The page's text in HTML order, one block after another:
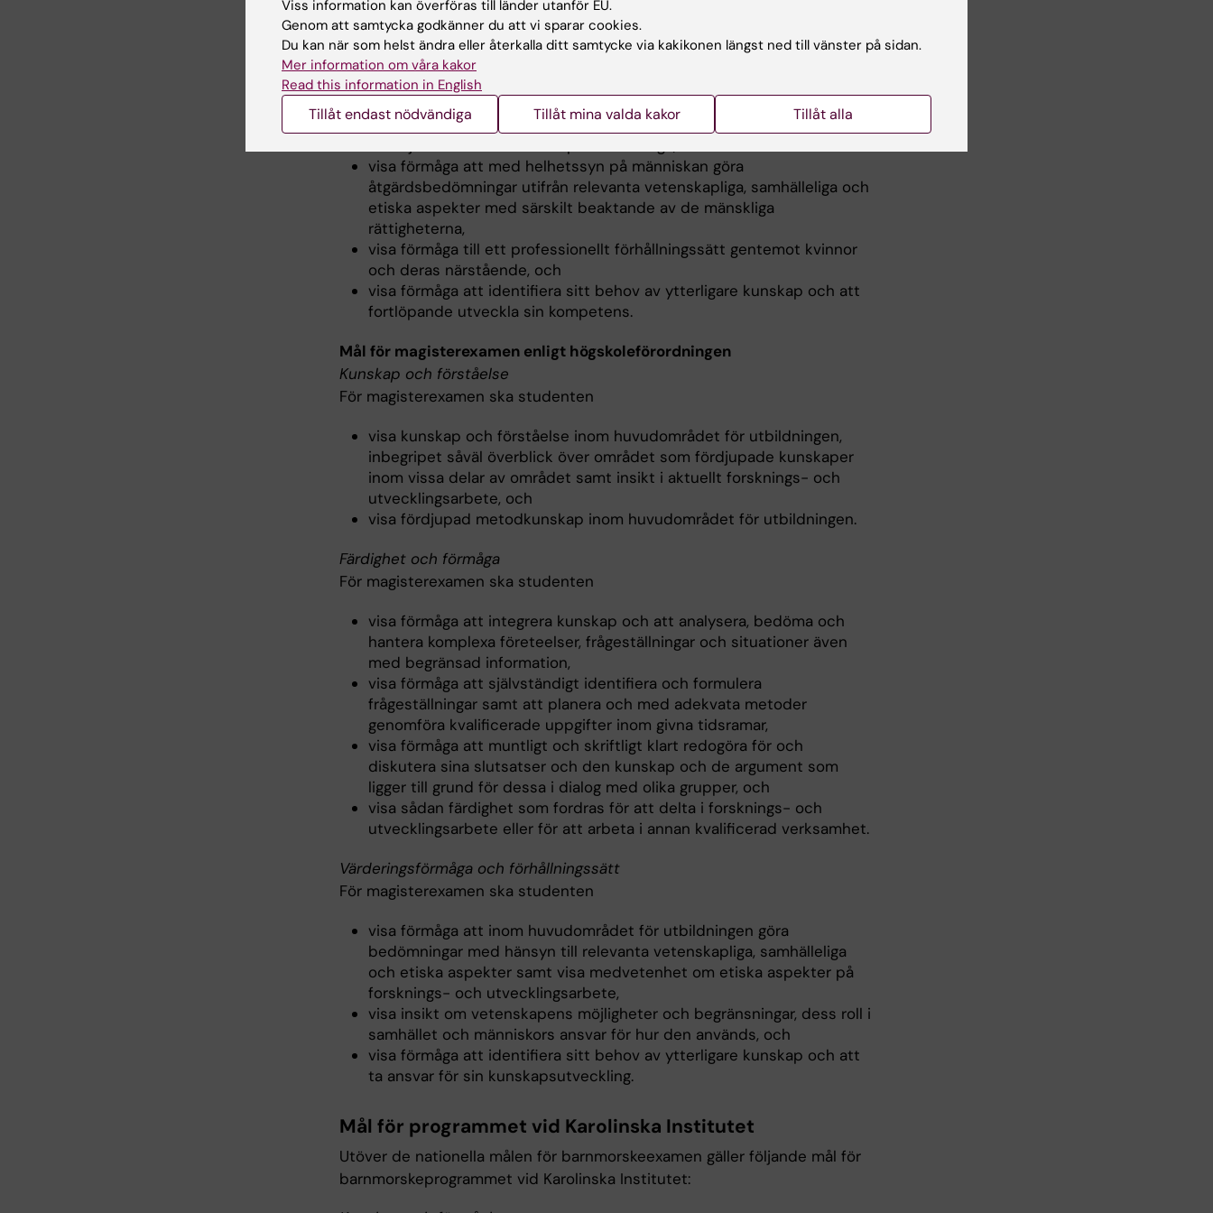
visa förmåga att initiera och genomföra kvalitets- och
förbättringsarbete samt att utvärdera behandlingsverksamhet.
Värderingsförmåga och förhållningssätt
För barnmorskeexamen skall studenten
visa förmåga att med helhetssyn på människan göra
åtgärdsbedömningar utifrån relevanta vetenskapliga, samhälleliga och
etiska aspekter med särskilt beaktande av de mänskliga
rättigheterna,
visa förmåga till ett professionellt förhållningssätt gentemot kvinnor
och deras närstående, och
visa förmåga att identifiera sitt behov av ytterligare kunskap och att
fortlöpande utveckla sin kompetens.
Mål för magisterexamen enligt högskoleförordningen
Kunskap och förståelse
För magisterexamen ska studenten
visa kunskap och förståelse inom huvudområdet för utbildningen,
inbegripet såväl överblick över området som fördjupade kunskaper
inom vissa delar av området samt insikt i aktuellt forsknings- och
utvecklingsarbete, och
visa fördjupad metodkunskap inom huvudområdet för utbildningen.
Färdighet och förmåga
För magisterexamen ska studenten
visa förmåga att integrera kunskap och att analysera, bedöma och
hantera komplexa företeelser, frågeställningar och situationer även
med begränsad information,
visa förmåga att självständigt identifiera och formulera
frågeställningar samt att planera och med adekvata metoder
genomföra kvalificerade uppgifter inom givna tidsramar,
visa förmåga att muntligt och skriftligt klart redogöra för och
diskutera sina slutsatser och den kunskap och de argument som
ligger till grund för dessa i dialog med olika grupper, och
visa sådan färdighet som fordras för att delta i forsknings- och
utvecklingsarbete eller för att arbeta i annan kvalificerad verksamhet.
Värderingsförmåga och förhållningssätt
För magisterexamen ska studenten
visa förmåga att inom huvudområdet för utbildningen göra
bedömningar med hänsyn till relevanta vetenskapliga, samhälleliga
och etiska aspekter samt visa medvetenhet om etiska aspekter på
forsknings- och utvecklingsarbete,
visa insikt om vetenskapens möjligheter och begränsningar, dess roll i
samhället och människors ansvar för hur den används, och
visa förmåga att identifiera sitt behov av ytterligare kunskap och att
ta ansvar för sin kunskapsutveckling.
Mål för programmet vid Karolinska Institutet
Utöver de nationella målen för barnmorskeexamen gäller följande mål för
barnmorskeprogrammet vid Karolinska Institutet:
Viss information kan överföras till länder utanför EU.
Genom att samtycka godkänner du att vi sparar cookies.
Du kan när som helst ändra eller återkalla ditt samtycke via kakikonen längst ned till vänster på sidan.
Mer information om våra kakor
Read this information in English
Tillåt endast nödvändiga Tillåt mina valda kakor Tillåt alla